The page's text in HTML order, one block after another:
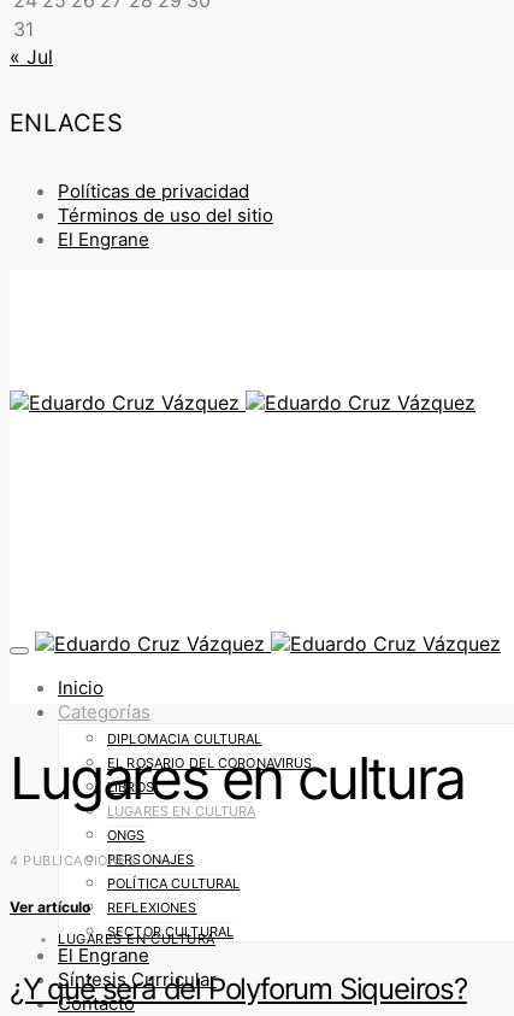
31
« Jul
ENLACES
Políticas de privacidad
Términos de uso del sitio
El Engrane
Inicio
Categorías
DIPLOMACIA CULTURAL
EL ROSARIO DEL CORONAVIRUS
LIBROS
LUGARES EN CULTURA
ONGS
PERSONAJES
POLÍTICA CULTURAL
REFLEXIONES
SECTOR CULTURAL
El Engrane
Síntesis Curricular
Contacto
Lugares en cultura
4 PUBLICACIONES
Ver artículo
LUGARES EN CULTURA
¿Y qué será del Polyforum Siqueiros?